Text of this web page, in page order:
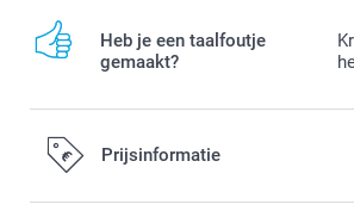
Heb je een taalfoutje
gemaakt?
Prijsinformatie